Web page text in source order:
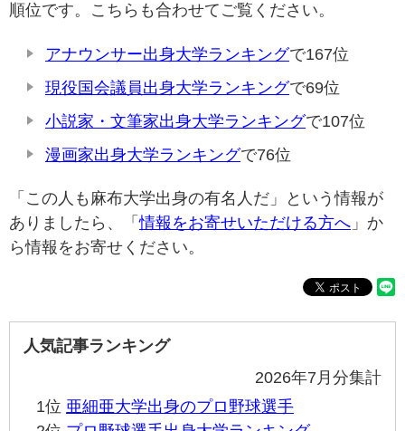
順位です。こちらも合わせてご覧ください。
アナウンサー出身大学ランキングで167位
現役国会議員出身大学ランキングで69位
小説家・文筆家出身大学ランキングで107位
漫画家出身大学ランキングで76位
「この人も麻布大学出身の有名人だ」という情報が
ありましたら、「情報をお寄せいただける方へ 」か
ら情報をお寄せください。
人気記事ランキング
2026年7月分集計
1位 亜細亜大学出身のプロ野球選手